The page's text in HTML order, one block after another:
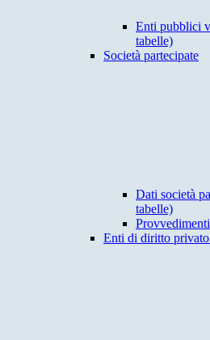
Enti pubblici
tabelle)
Società partecipate
Dati società
tabelle)
Provvedimenti
Enti di diritto